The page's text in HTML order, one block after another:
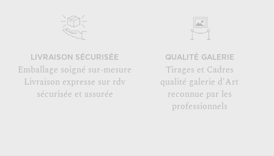
LIVRAISON SÉCURISÉE
Emballage soigné sur-mesure
Livraison expresse sur rdv
sécurisée et assurée
QUALITÉ GALERIE
Tirages et Cadres
qualité galerie d'Art
reconnue par les
professionnels